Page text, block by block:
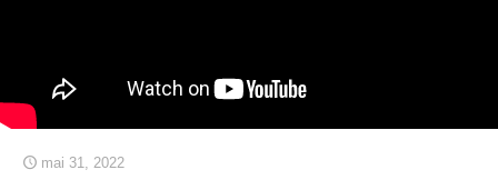
mai 31, 2022